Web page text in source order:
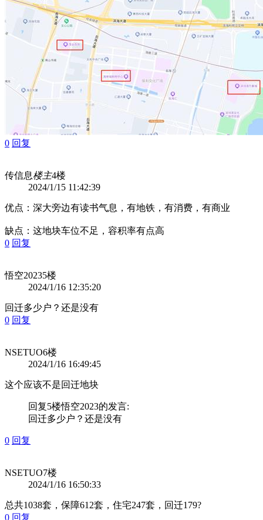
0 回复
传信息楼主4楼
2024/1/15 11:42:39
优点：深大旁边有读书气息，有地铁，有消费，有商业
缺点：这地块车位不足，容积率有点高
0 回复
悟空20235楼
2024/1/16 12:35:20
回迁多少户？还是没有
0 回复
NSETUO6楼
2024/1/16 16:49:45
这个应该不是回迁地块
回复5楼悟空2023的发言:
回迁多少户？还是没有
0 回复
NSETUO7楼
2024/1/16 16:50:33
总共1038套，保障612套，住宅247套，回迁179?
0 回复